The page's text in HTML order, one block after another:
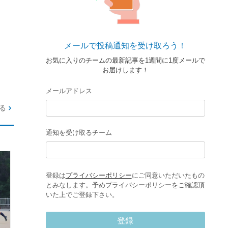
メールで投稿通知を受け取ろう！
お気に入りのチームの最新記事を1週間に1度メールで
お届けします！
メールアドレス
通知を受け取るチーム
登録はプライバシーポリシーにご同意いただいたもの
とみなします。予めプライバシーポリシーをご確認頂
いた上でご登録下さい。
登録